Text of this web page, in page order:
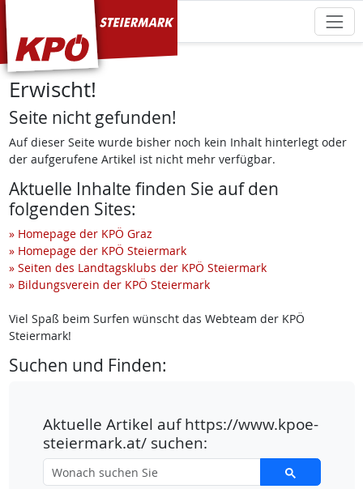
KPÖ Steiermark
Erwischt!
Seite nicht gefunden!
Auf dieser Seite wurde bisher noch kein Inhalt hinterlegt oder
der aufgerufene Artikel ist nicht mehr verfügbar.
Aktuelle Inhalte finden Sie auf den
folgenden Sites:
» Homepage der KPÖ Graz
» Homepage der KPÖ Steiermark
» Seiten des Landtagsklubs der KPÖ Steiermark
» Bildungsverein der KPÖ Steiermark
Viel Spaß beim Surfen wünscht das Webteam der KPÖ
Steiermark!
Suchen und Finden:
Aktuelle Artikel auf https://www.kpoe-
steiermark.at/ suchen: